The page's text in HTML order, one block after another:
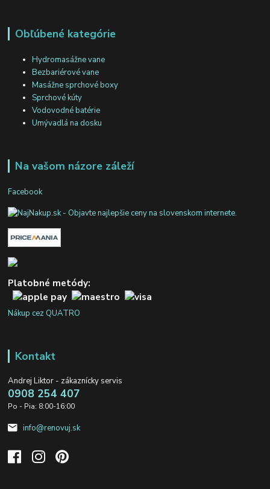
Obľúbené kategórie
Hydromasážne vane
Bezbariérové vane
Masážne sprchové boxy
Sprchové kúty
Vodovodné batérie
Umývadlá na dosku
Na vašom názore záleží
Facebook
Platobné metódy:
Nákup cez QUATRO
Kontakt
Andrej Liktor - zákaznícky servis
0908 254 407
Po - Pia: 8:00-16:00
info@renovuj.sk